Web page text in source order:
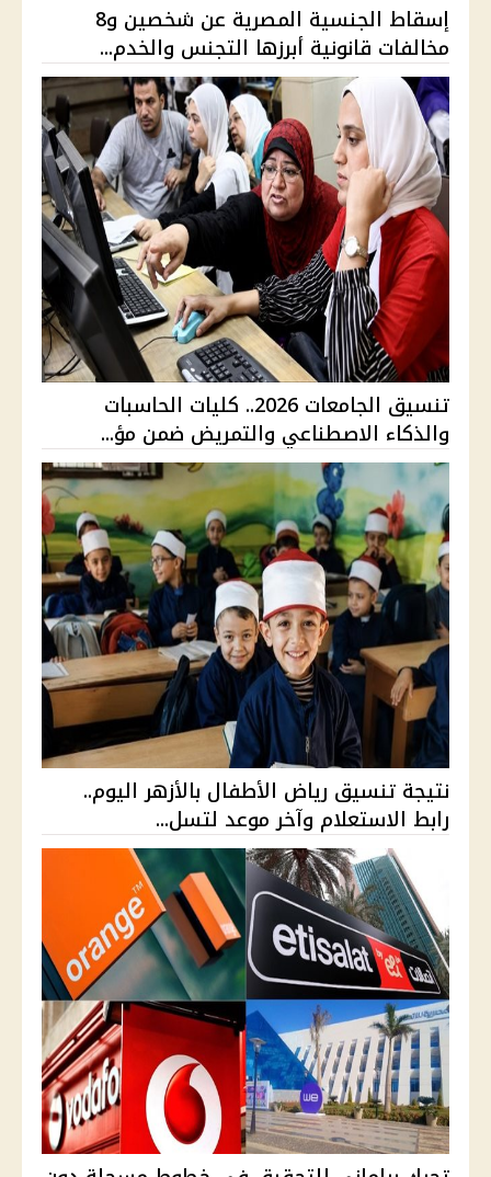
إسقاط الجنسية المصرية عن شخصين و8
مخالفات قانونية أبرزها التجنس والخدم...
تنسيق الجامعات 2026.. كليات الحاسبات
والذكاء الاصطناعي والتمريض ضمن مؤ...
نتيجة تنسيق رياض الأطفال بالأزهر اليوم..
رابط الاستعلام وآخر موعد لتسل...